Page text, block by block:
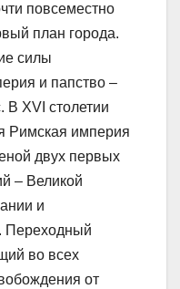
повсеместно
план города.
силы
и папство –
В XVI столетии
Римская империя
двух первых
– Великой
и
Переходный
во всех
от